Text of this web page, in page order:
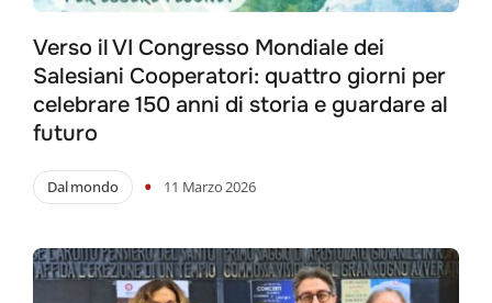
Verso il VI Congresso Mondiale dei
Salesiani Cooperatori: quattro giorni per
celebrare 150 anni di storia e guardare al
futuro
Dal mondo • 11 Marzo 2026